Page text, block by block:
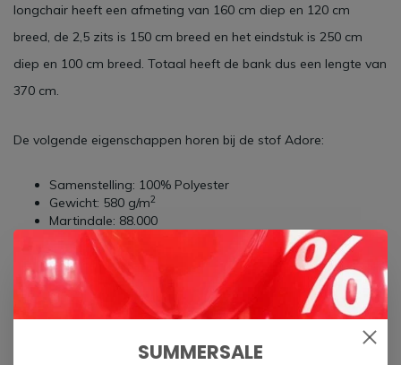
longchair heeft een afmeting van 160 cm diep en 120 cm
breed, de 2,5 zits is 150 cm breed en het eindstuk is 250 cm
diep en 100 cm breed. Totaal heeft de bank dus een lengte van
370 cm.
De volgende eigenschappen horen bij de stof Adore:
Samenstelling: 100% Polyester
Gewicht: 580 g/m2
Martindale: 88.000
Kleurvastheid: 5
Pilling: 5
Zorgeloos genieten van jouw bank? Spray deze dan in met de
speciale anti-vlek spray vanAll in houseen je bank is
gegarandeerd 5 jaar vlekvrij.SUMMERSALE